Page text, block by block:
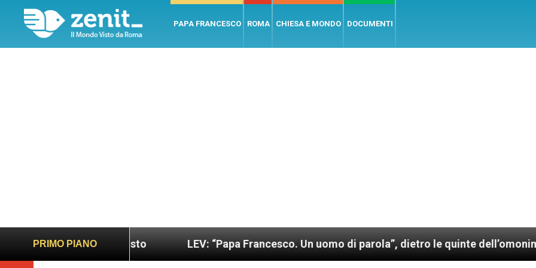
PAPA FRANCESCO ROMA CHIESA E MONDO DOCUMENTI
PRIMO PIANO
e giusto LEV: “Papa Francesco. Un uomo di parola”, dietro le quinte dell’omonimo film di Wim